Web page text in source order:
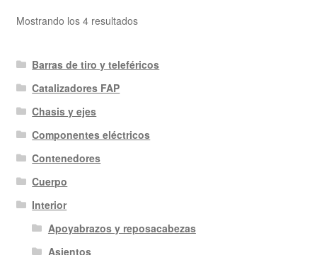
Mostrando los 4 resultadosOrdenado
últimos
Barras de tiro y teleféricos
Catalizadores FAP
Chasis y ejes
Componentes eléctricos
Contenedores
Cuerpo
Interior
Apoyabrazos y reposacabezas
Asientos